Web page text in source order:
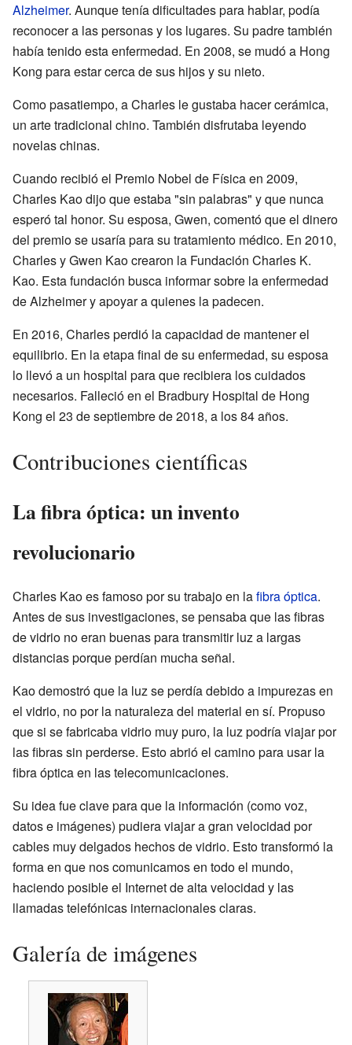
Alzheimer. Aunque tenía dificultades para hablar, podía
reconocer a las personas y los lugares. Su padre también
había tenido esta enfermedad. En 2008, se mudó a Hong
Kong para estar cerca de sus hijos y su nieto.
Como pasatiempo, a Charles le gustaba hacer cerámica,
un arte tradicional chino. También disfrutaba leyendo
novelas chinas.
Cuando recibió el Premio Nobel de Física en 2009,
Charles Kao dijo que estaba "sin palabras" y que nunca
esperó tal honor. Su esposa, Gwen, comentó que el dinero
del premio se usaría para su tratamiento médico. En 2010,
Charles y Gwen Kao crearon la Fundación Charles K.
Kao. Esta fundación busca informar sobre la enfermedad
de Alzheimer y apoyar a quienes la padecen.
En 2016, Charles perdió la capacidad de mantener el
equilibrio. En la etapa final de su enfermedad, su esposa
lo llevó a un hospital para que recibiera los cuidados
necesarios. Falleció en el Bradbury Hospital de Hong
Kong el 23 de septiembre de 2018, a los 84 años.
Contribuciones científicas
La fibra óptica: un invento
revolucionario
Charles Kao es famoso por su trabajo en lafibra óptica.
Antes de sus investigaciones, se pensaba que las fibras
de vidrio no eran buenas para transmitir luz a largas
distancias porque perdían mucha señal.
Kao demostró que la luz se perdía debido a impurezas en
el vidrio, no por la naturaleza del material en sí. Propuso
que si se fabricaba vidrio muy puro, la luz podría viajar por
las fibras sin perderse. Esto abrió el camino para usar la
fibra óptica en las telecomunicaciones.
Su idea fue clave para que la información (como voz,
datos e imágenes) pudiera viajar a gran velocidad por
cables muy delgados hechos de vidrio. Esto transformó la
forma en que nos comunicamos en todo el mundo,
haciendo posible el Internet de alta velocidad y las
llamadas telefónicas internacionales claras.
Galería de imágenes